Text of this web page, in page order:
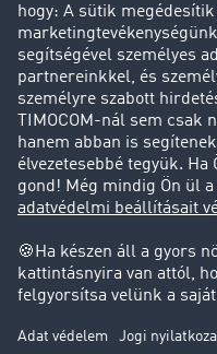
Sikertörténetek
Ügyfél hoz ügyfelet
Jogi információk
Impresszum
Adatvédelem
süti-beállítások